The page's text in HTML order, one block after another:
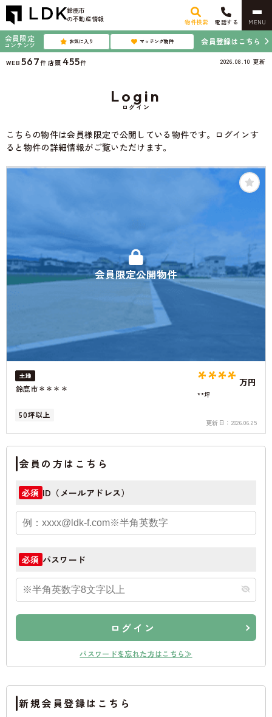
鈴鹿市
の不動産情報
物件検索 電話する MENU
会員限定
コンテンツ お気に入り マッチング物件 会員登録はこちら
WEB 567件 店頭 455件 2026.08.10 更新
ログイン
Login
こちらの物件は会員様限定で公開している物件です。ログインす
ると物件の詳細情報がご覧いただけます。
会員限定公開物件
土地
鈴鹿市＊＊＊＊ **** 万円
**坪
50坪以上
更新日： 2026.06.25
会員の方はこちら
必須 ID（メールアドレス）
必須 パスワード
ログイン
パスワードを忘れた方はこちら≫
新規会員登録はこちら